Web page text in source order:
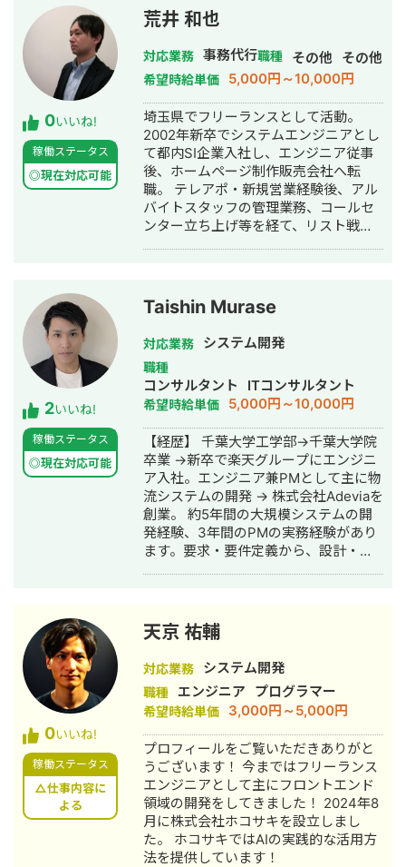
というYouTubeチャンネルの運用をし
ています。 https://www.doctor-
voice.com/ 今まで下記の案件に携わっ
てきました。 【マーケティング支援】
・テレビ広告運用/広告によるDL数・売
上の効果測定（WEBサービス） ・テレ
ビ広告運用/ニコニコ動画内番組運営
（WEBサービス） ・交通広告(新橋・
東京・新宿・有楽町・大阪・名古屋に
て展開)/駅前でのイベント実施・運営
（WEBサービス） ・テレビス広告、
web記事型広告、SNS広告運用/グルー
プインタビュー/定量調査(医療機器) ・
メール配信最適化(通信キャリア) ・売
ング】 ・離脱者要因解析(WEBサービ
ス) ・需要予測(建設業) ・広告配信最適
化(通信キャリア) ・サービス改善提案
(通信キャリア) ・IoTセンサーデータ解
析(調査会社) ・売上げ時系列解析(調査
会社) ・コンバージョン要因解析(WEB
サービス) ・テキスト処理による法律文
書自動構成アドバイザリー（法律）
【ヘルスケアアプリ・ドクターボイ
ス】 患者さんが医師との会話を音声メ
モで記録するアプリを開発・運用して
います。 https://www.doctor-
voice.com/ 【YouTubeチャンネル運
用】 患者さん体験記というYouTubeチ
ャンネルを運用しています。
https://www.youtube.com/channel/
hashimoto.booth.pm/items/1040539
何卒、宜しくお願いいたします。
0いいね!
稼働ステータス
◎現在対応可能
荒井 和也
対応業務 事務代行職種 その他 その他
希望時給単価 5,000円～10,000円
埼玉県でフリーランスとして活動。
2002年新卒でシステムエンジニアとし
て都内SI企業入社し、エンジニア従事
後、ホームページ制作販売会社へ転
職。 テレアポ・新規営業経験後、アル
バイトスタッフの管理業務、コールセ
ンター立ち上げ等を経て、リスト戦略
月間受注数60件以上を創出。 その後、
新会社立ち上げメンバーを経験。のち
2020年に独立。 取引実績30社以上。
■お問い合わせ こちらをクリックしフ
ォームからお問い合わせください。
2いいね!
稼働ステータス
◎現在対応可能
Taishin Murase
対応業務 システム開発
職種
コンサルタント ITコンサルタント
希望時給単価 5,000円～10,000円
【経歴】 千葉大学工学部→千葉大学院
卒業 →新卒で楽天グループにエンジニ
ア入社。エンジニア兼PMとして主に物
流システムの開発 → 株式会社Adeviaを
創業。 約5年間の大規模システムの開
発経験、3年間のPMの実務経験があり
ます。要求・要件定義から、設計・実
0いいね!
稼働ステータス
△仕事内容に
よる
天京 祐輔
対応業務 システム開発
職種 エンジニア プログラマー
希望時給単価 3,000円～5,000円
プロフィールをご覧いただきありがと
うございます！ 今まではフリーランス
エンジニアとして主にフロントエンド
領域の開発をしてきました！ 2024年8
月に株式会社ホコサキを設立しまし
た。 ホコサキではAIの実践的な活用方
法を提供しています！